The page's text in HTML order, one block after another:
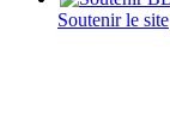
Soutenir le site